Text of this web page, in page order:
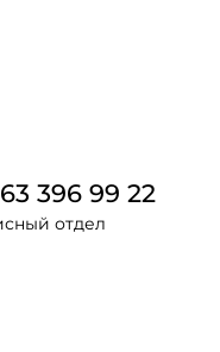
396 99 22
отдел